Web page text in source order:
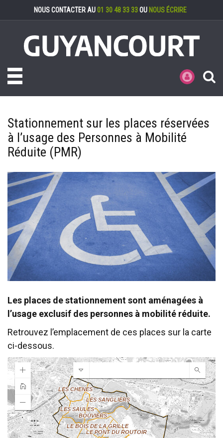
NOUS CONTACTER AU 01 30 48 33 33OU NOUS ÉCRIRE
Toggle navigation MES
Stationnement sur les places réservées
à l’usage des Personnes à Mobilité
Réduite (PMR)
Les places de stationnement sont aménagées à
l’usage exclusif des personnes à mobilité réduite.
Retrouvez l’emplacement de ces places sur la carte
ci-dessous.